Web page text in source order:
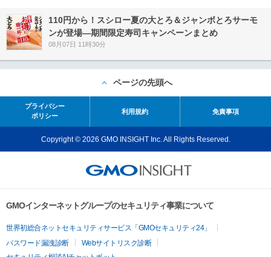
110円から！スシロー夏の大とろ＆ジャンボとろサーモ
ンが登場―期間限定寿司キャンペーンまとめ
08月07日 11時30分
ページの先頭へ
プライバシー
ポリシー
利用規約 免責事項
Copyright © 2026 GMO INSIGHT Inc. All Rights Reserved.
GMOインターネットグループのセキュリティ事業について
世界初総合ネットセキュリティサービス「GMOセキュリティ24」
パスワード漏洩診断
Webサイトリスク診断